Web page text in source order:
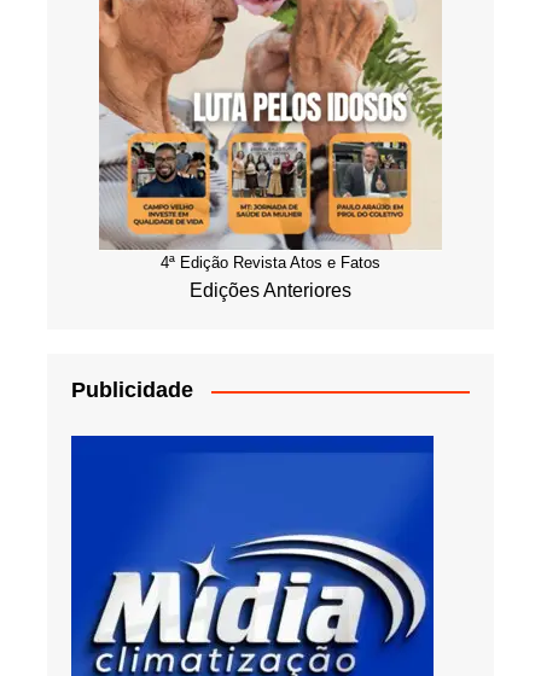
4ª Edição Revista Atos e Fatos
Edições Anteriores
Publicidade